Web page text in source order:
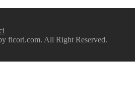
ficori.com. All Right Reserved.